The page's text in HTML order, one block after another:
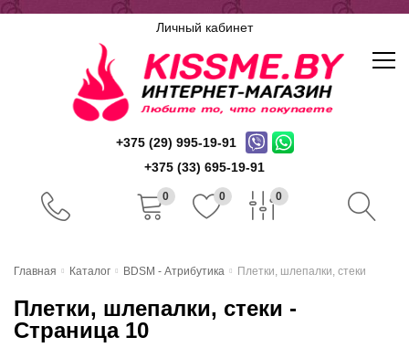
Личный кабинет
+375 (29) 995-19-91
+375 (33) 695-19-91
0 0 0
Главная Каталог BDSM - Атрибутика Плетки, шлепалки, стеки
Плетки, шлепалки, стеки -
Страница 10